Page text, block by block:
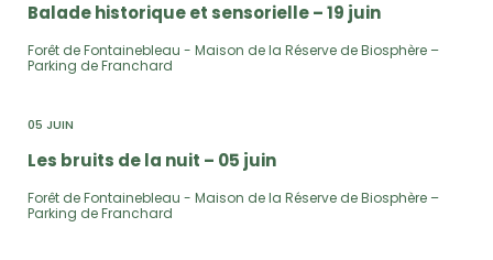
Balade historique et sensorielle – 19 juin
Forêt de Fontainebleau - Maison de la Réserve de Biosphère –
Parking de Franchard
05 JUIN
Les bruits de la nuit – 05 juin
Forêt de Fontainebleau - Maison de la Réserve de Biosphère –
Parking de Franchard